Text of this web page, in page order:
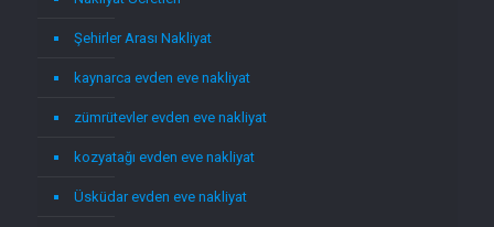
Şehirler Arası Nakliyat
kaynarca evden eve nakliyat
zümrütevler evden eve nakliyat
kozyatağı evden eve nakliyat
Üsküdar evden eve nakliyat